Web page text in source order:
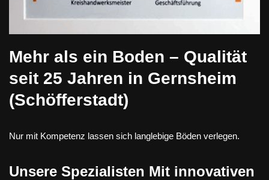
Mehr als ein Boden – Qualität
seit 25 Jahren in Gernsheim
(Schöfferstadt)
Nur mit Kompetenz lassen sich langlebige Böden verlegen.
Unsere Spezialisten Mit innovativen